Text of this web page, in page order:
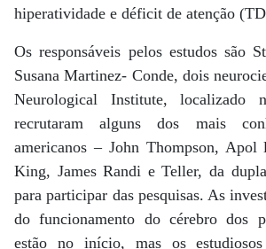
hiperatividade e déficit de atenção
Os responsáveis pelos estudos são
Susana Martinez- Conde, dois
Neurological Institute, localizado
recrutaram alguns dos mais
americanos – John Thompson,
King, James Randi e Teller, da
para participar das pesquisas. As
do funcionamento do cérebro dos
estão no início, mas os